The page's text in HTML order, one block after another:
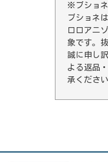
※ブショ
ブショネ
ロロアニ
象です。
誠に申し
よる返品
承ください